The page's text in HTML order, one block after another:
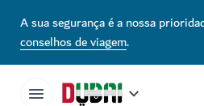
A sua segurança é a nossa
conselhos de viagem.